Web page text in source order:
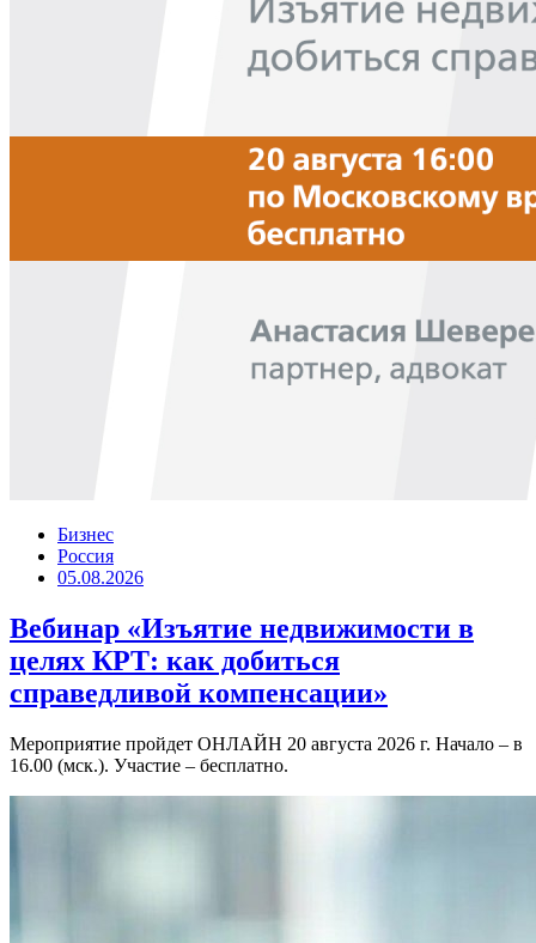
Бизнес
Россия
05.08.2026
Вебинар «Изъятие недвижимости в
целях КРТ: как добиться
справедливой компенсации»
Мероприятие пройдет ОНЛАЙН 20 августа 2026 г. Начало – в
16.00 (мск.). Участие – бесплатно.